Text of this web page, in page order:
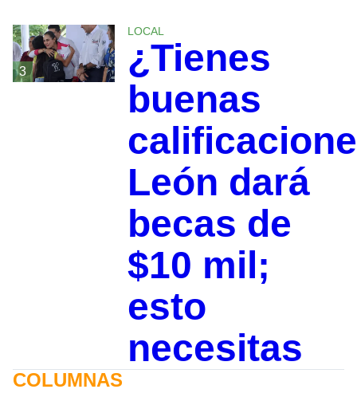
3
LOCAL
¿Tienes
buenas
León dará
becas de
$10 mil;
esto
necesitas
COLUMNAS